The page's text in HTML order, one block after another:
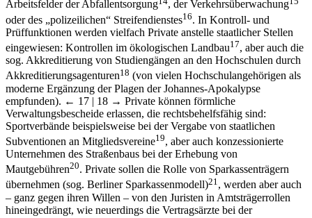
Arbeitsfelder der Abfallentsorgung
, der Verkehrsüberwachung
oder des „polizeilichen“ Streifendienstes16. In Kontroll- und
Prüffunktionen werden vielfach Private anstelle staatlicher Stellen
eingewiesen: Kontrollen im ökologischen Landbau17, aber auch die
sog. Akkreditierung von Studiengängen an den Hochschulen durch
Akkreditierungsagenturen18 (von vielen Hochschulangehörigen als
moderne Ergänzung der Plagen der Johannes-Apokalypse
empfunden). ← 17 | 18 → Private können förmliche
Verwaltungsbescheide erlassen, die rechtsbehelfsfähig sind:
Sportverbände beispielsweise bei der Vergabe von staatlichen
Subventionen an Mitgliedsvereine19, aber auch konzessionierte
Unternehmen des Straßenbaus bei der Erhebung von
Mautgebühren20. Private sollen die Rolle von Sparkassenträgern
übernehmen (sog. Berliner Sparkassenmodell)21 , werden aber auch
– ganz gegen ihren Willen – von den Juristen in Amtsträgerrollen
hineingedrängt, wie neuerdings die Vertragsärzte bei der